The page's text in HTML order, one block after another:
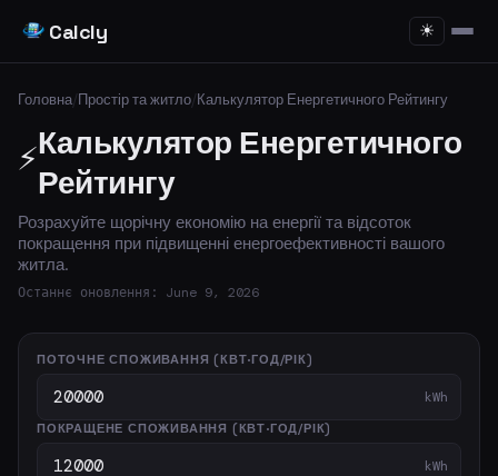
Calcly ☀
Головна/Простір та житло/Калькулятор Енергетичного Рейтингу
⚡Калькулятор Енергетичного
Рейтингу
Розрахуйте щорічну економію на енергії та відсоток
покращення при підвищенні енергоефективності вашого
житла.
Останнє оновлення: June 9, 2026
ПОТОЧНЕ СПОЖИВАННЯ (КВТ·ГОД/РІК)
kWh
ПОКРАЩЕНЕ СПОЖИВАННЯ (КВТ·ГОД/РІК)
kWh